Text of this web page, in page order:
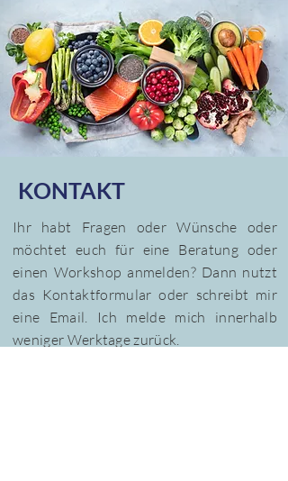
KONTAKT
Ihr habt Fragen oder Wünsche oder
möchtet euch für eine Beratung oder
einen Workshop anmelden? Dann nutzt
das Kontaktformular oder schreibt mir
eine Email. Ich melde mich innerhalb
weniger Werktage zurück.